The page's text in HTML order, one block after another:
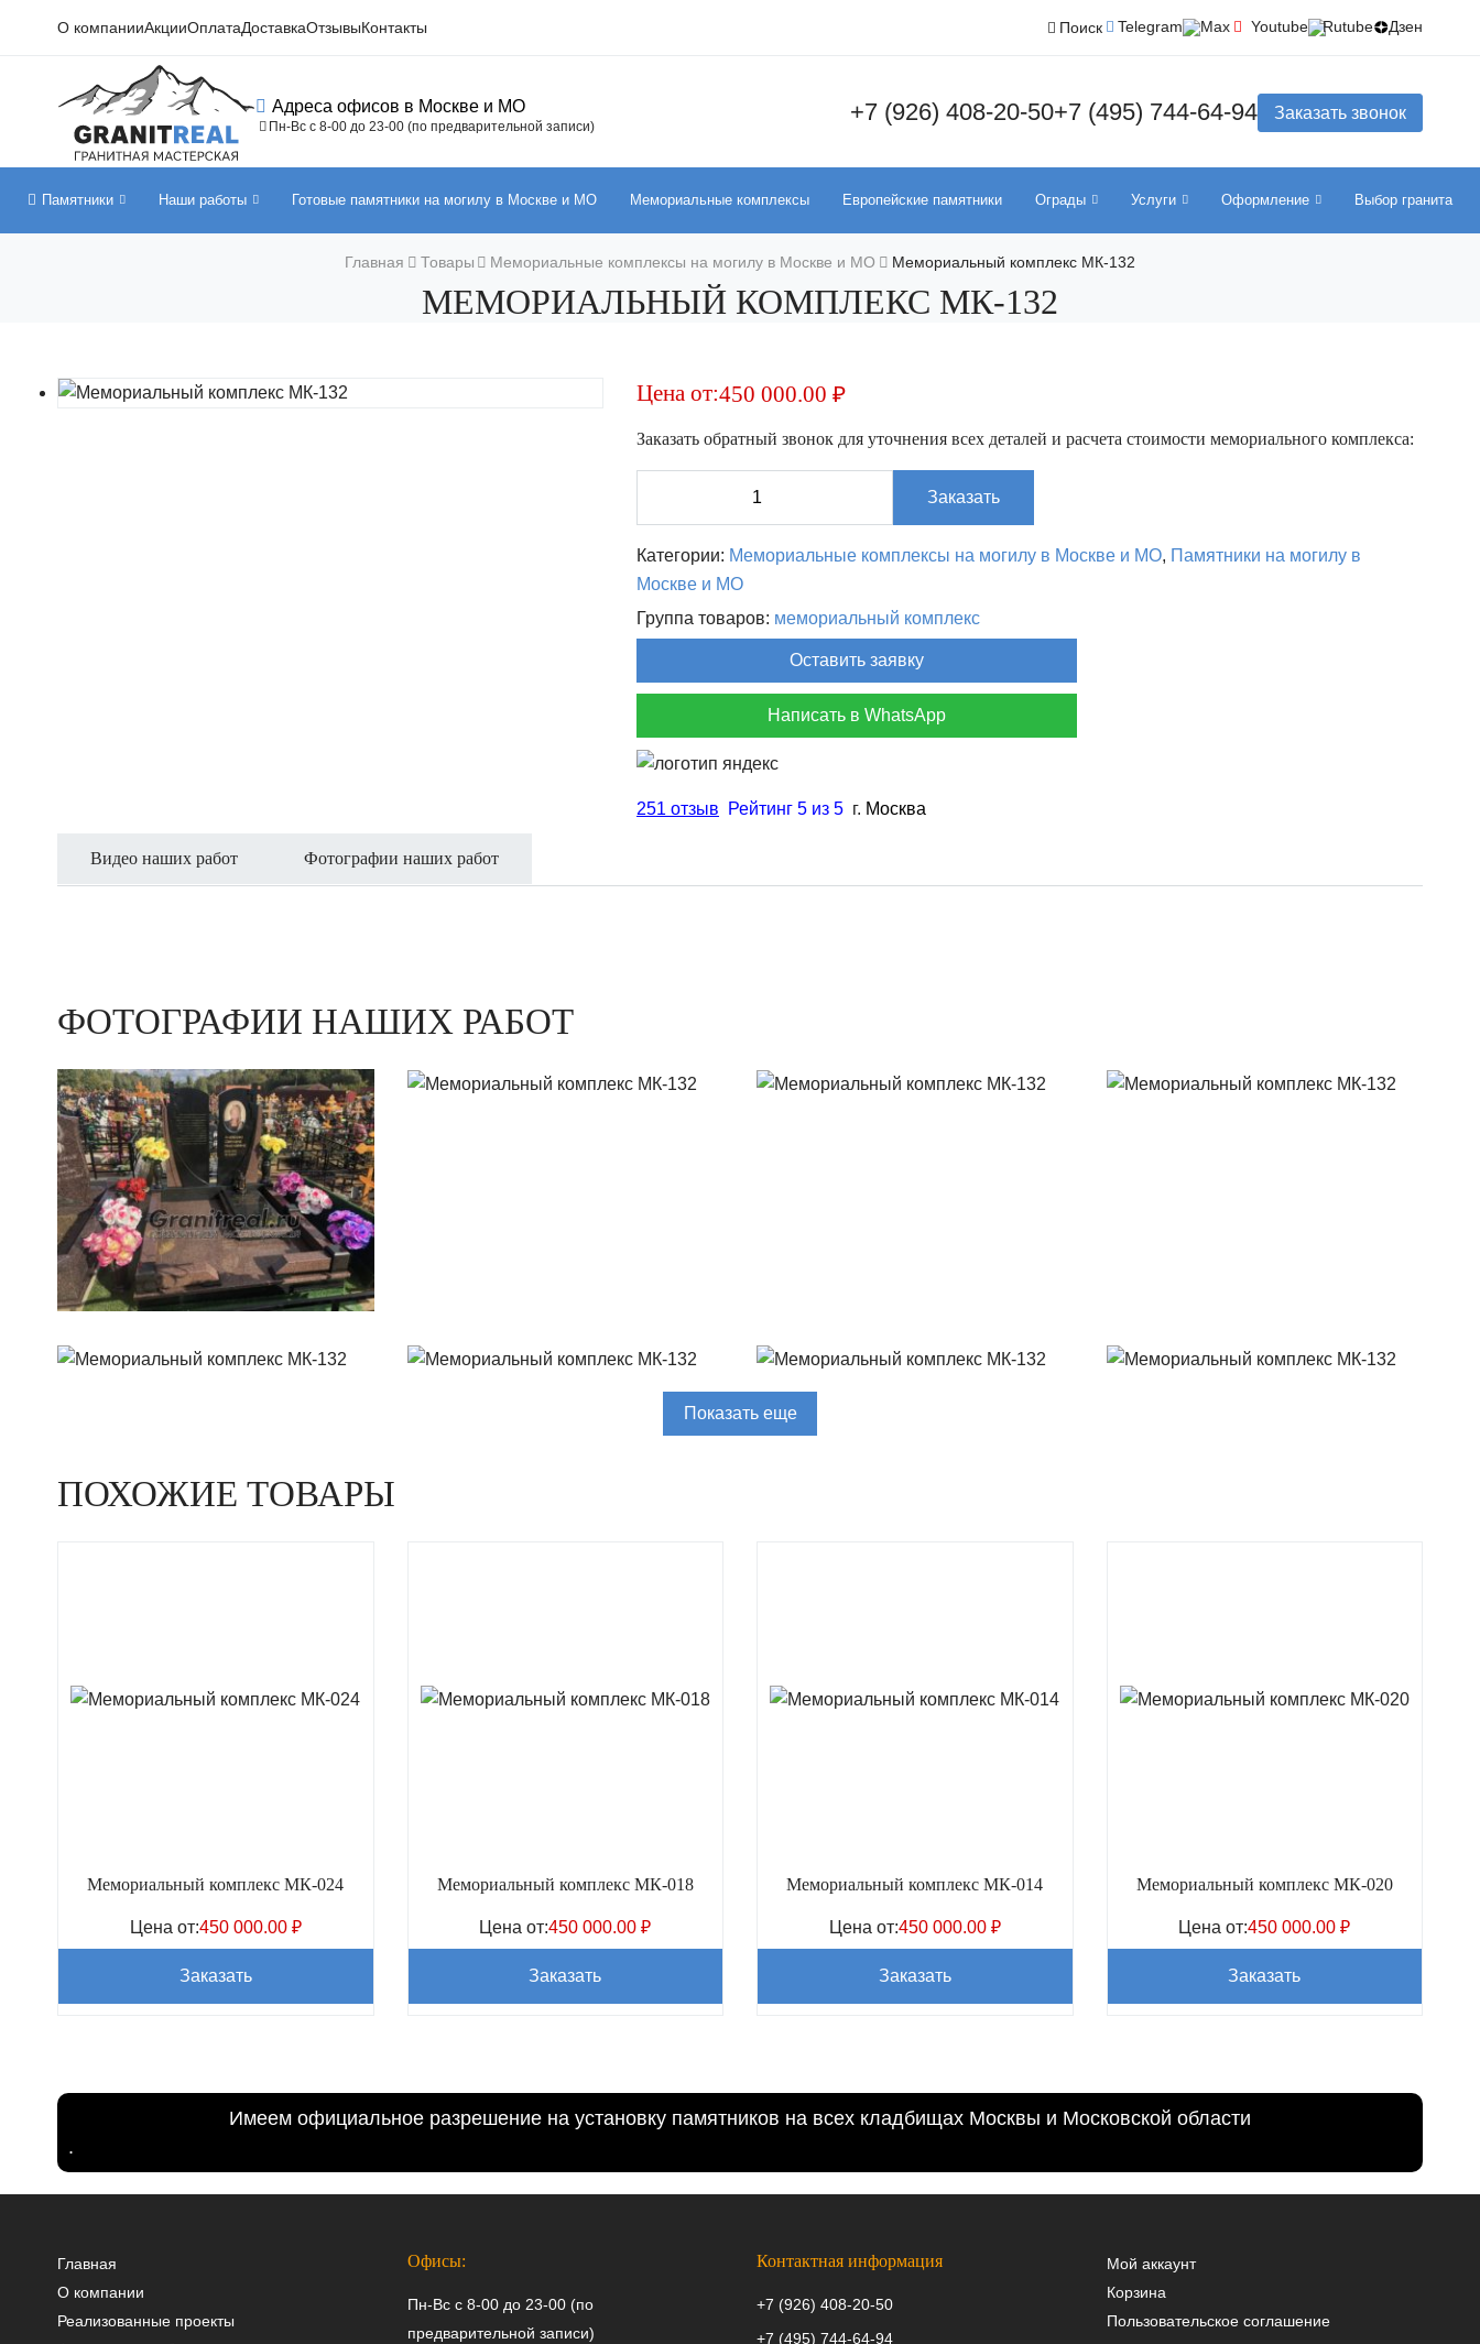
О компанииАкцииОплатаДоставкаОтзывыКонтакты Поиск Telegram Max Youtube Rutube Дзен
Адреса офисов в Москве и МО
Пн-Вс с 8-00 до 23-00 (по предварительной записи)
+7 (926) 408-20-50+7 (495) 744-64-94 Заказать звонок
Памятники Наши работы Готовые памятники на могилу в Москве и МО Мемориальные комплексы Европейские памятники Ограды Услуги Оформление Выбор гранита
Главная Товары Мемориальные комплексы на могилу в Москве и МО Мемориальный комплекс МК-132
МЕМОРИАЛЬНЫЙ КОМПЛЕКС МК-132
Цена от:450 000.00 ₽
Заказать обратный звонок для уточнения всех деталей и расчета стоимости мемориального комплекса:
комплекс
Заказать
Категории: Мемориальные комплексы на могилу в Москве и МО, Памятники на могилу в
Москве и МО
Группа товаров: мемориальный комплекс
Оставить заявку
Написать в WhatsApp
251 отзыв Рейтинг 5 из 5 г. Москва
Видео наших работ Фотографии наших работ
ФОТОГРАФИИ НАШИХ РАБОТ
Показать еще
ПОХОЖИЕ ТОВАРЫ
Мемориальный комплекс МК-024
Цена от:450 000.00 ₽
Заказать
Мемориальный комплекс МК-018
Цена от:450 000.00₽
Заказать
Мемориальный комплекс МК-014
Цена от:450 000.00 ₽
Заказать
Мемориальный комплекс МК-020
Цена от:450 000.00₽
Заказать
Имеем официальное разрешение на установку памятников на всех кладбищах Москвы и Московской области
.
Главная
О компании
Реализованные проекты
Офисы:
Пн-Вс с 8-00 до 23-00 (по
предварительной записи)
Контактная информация
+7 (926) 408-20-50
+7 (495) 744-64-94
Мой аккаунт
Корзина
Пользовательское соглашение